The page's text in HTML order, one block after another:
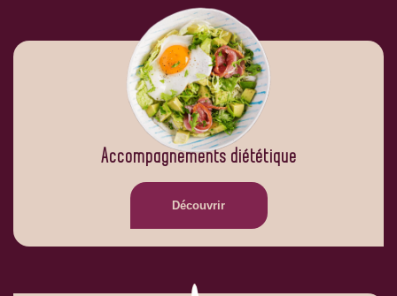
Accompagnements diététique
Découvrir